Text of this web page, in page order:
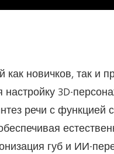
как новичков, так и
3D-
речи с функцией
губ и ИИ-